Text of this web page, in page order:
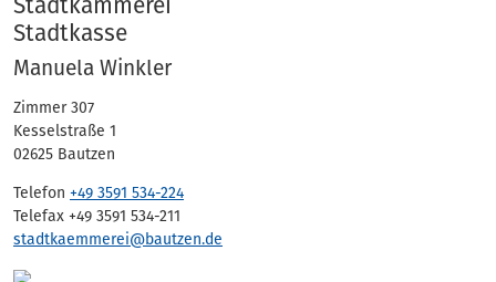
Stadtkasse
Manuela Winkler
Zimmer 307
Kesselstraße 1
02625 Bautzen
Telefon +49 3591 534-224
Telefax +49 3591 534-211
stadtkaemmerei@bautzen.de